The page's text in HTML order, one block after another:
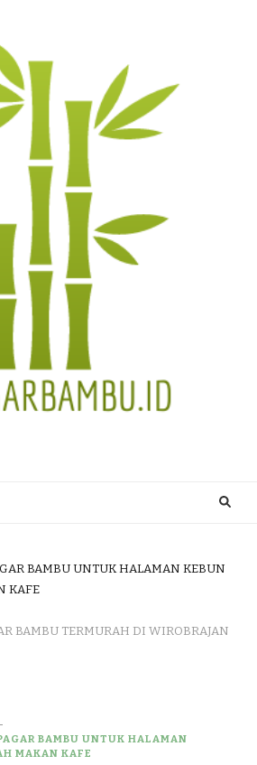
BAMBU WULUNG
BAMBU HITAM
BAMBU UNTUK HALAMAN KEBUN
KAFE
BAMBU TERMURAH DI WIROBRAJAN
BAMBU UNTUK HALAMAN
MAKAN KAFE